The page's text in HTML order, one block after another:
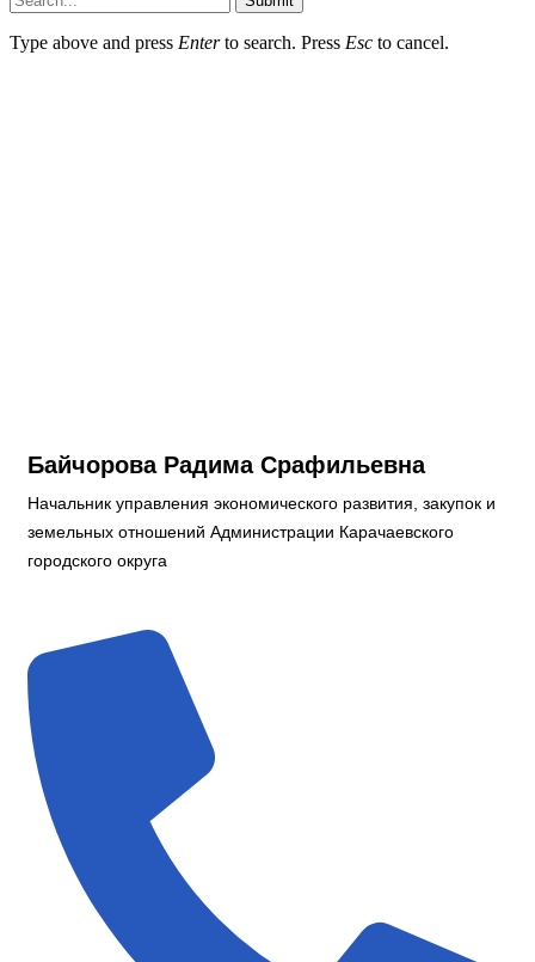
Type above and press Enterto search. Press Esc to cancel.
Экономика
Байчорова Радима Срафильевна
Начальник управления экономического развития, закупок и
земельных отношений Администрации Карачаевского
городского округа